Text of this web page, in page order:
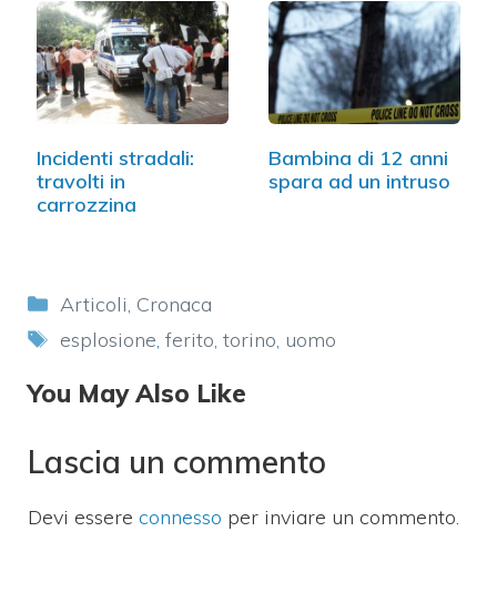
Incidenti stradali:
travolti in
carrozzina
Bambina di 12 anni
spara ad un intruso
Categorie
Articoli, Cronaca
Tag
esplosione, ferito, torino, uomo
You May Also Like
Lascia un commento
Devi essere connesso per inviare un commento.